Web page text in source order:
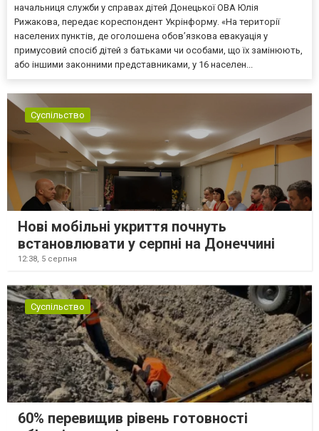
начальниця служби у справах дітей Донецької ОВА Юлія
Рижакова, передає кореспондент Укрінформу. «На території
населених пунктів, де оголошена обов’язкова евакуація у
примусовий спосіб дітей з батьками чи особами, що їх замінюють,
або іншими законними представниками, у 16 населен...
Суспільство
Нові мобільні укриття почнуть
встановлювати у серпні на Донеччині
12:38, 5 серпня
Суспільство
60% перевищив рівень готовності